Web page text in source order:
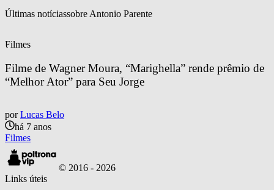
Últimas notíciassobre Antonio Parente
Filmes
Filme de Wagner Moura, “Marighella” rende prêmio de
“Melhor Ator” para Seu Jorge
por Lucas Belo
há 7 anos
Filmes
© 2016 - 2026
Links úteis